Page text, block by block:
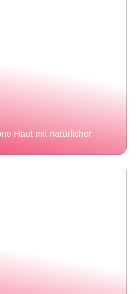
Haut mit natürlicher